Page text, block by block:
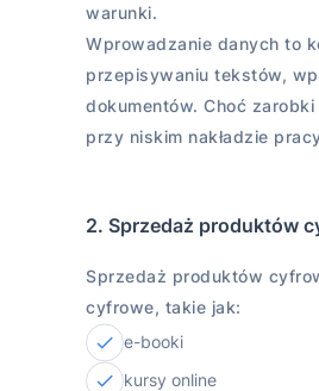
warunki.
Wprowadzanie danych to
przepisywaniu tekstów,
dokumentów. Choć
przy niskim nakładzie
2. Sprzedaż produktów
Sprzedaż produktów
cyfrowe, takie jak:
e-booki
kursy online